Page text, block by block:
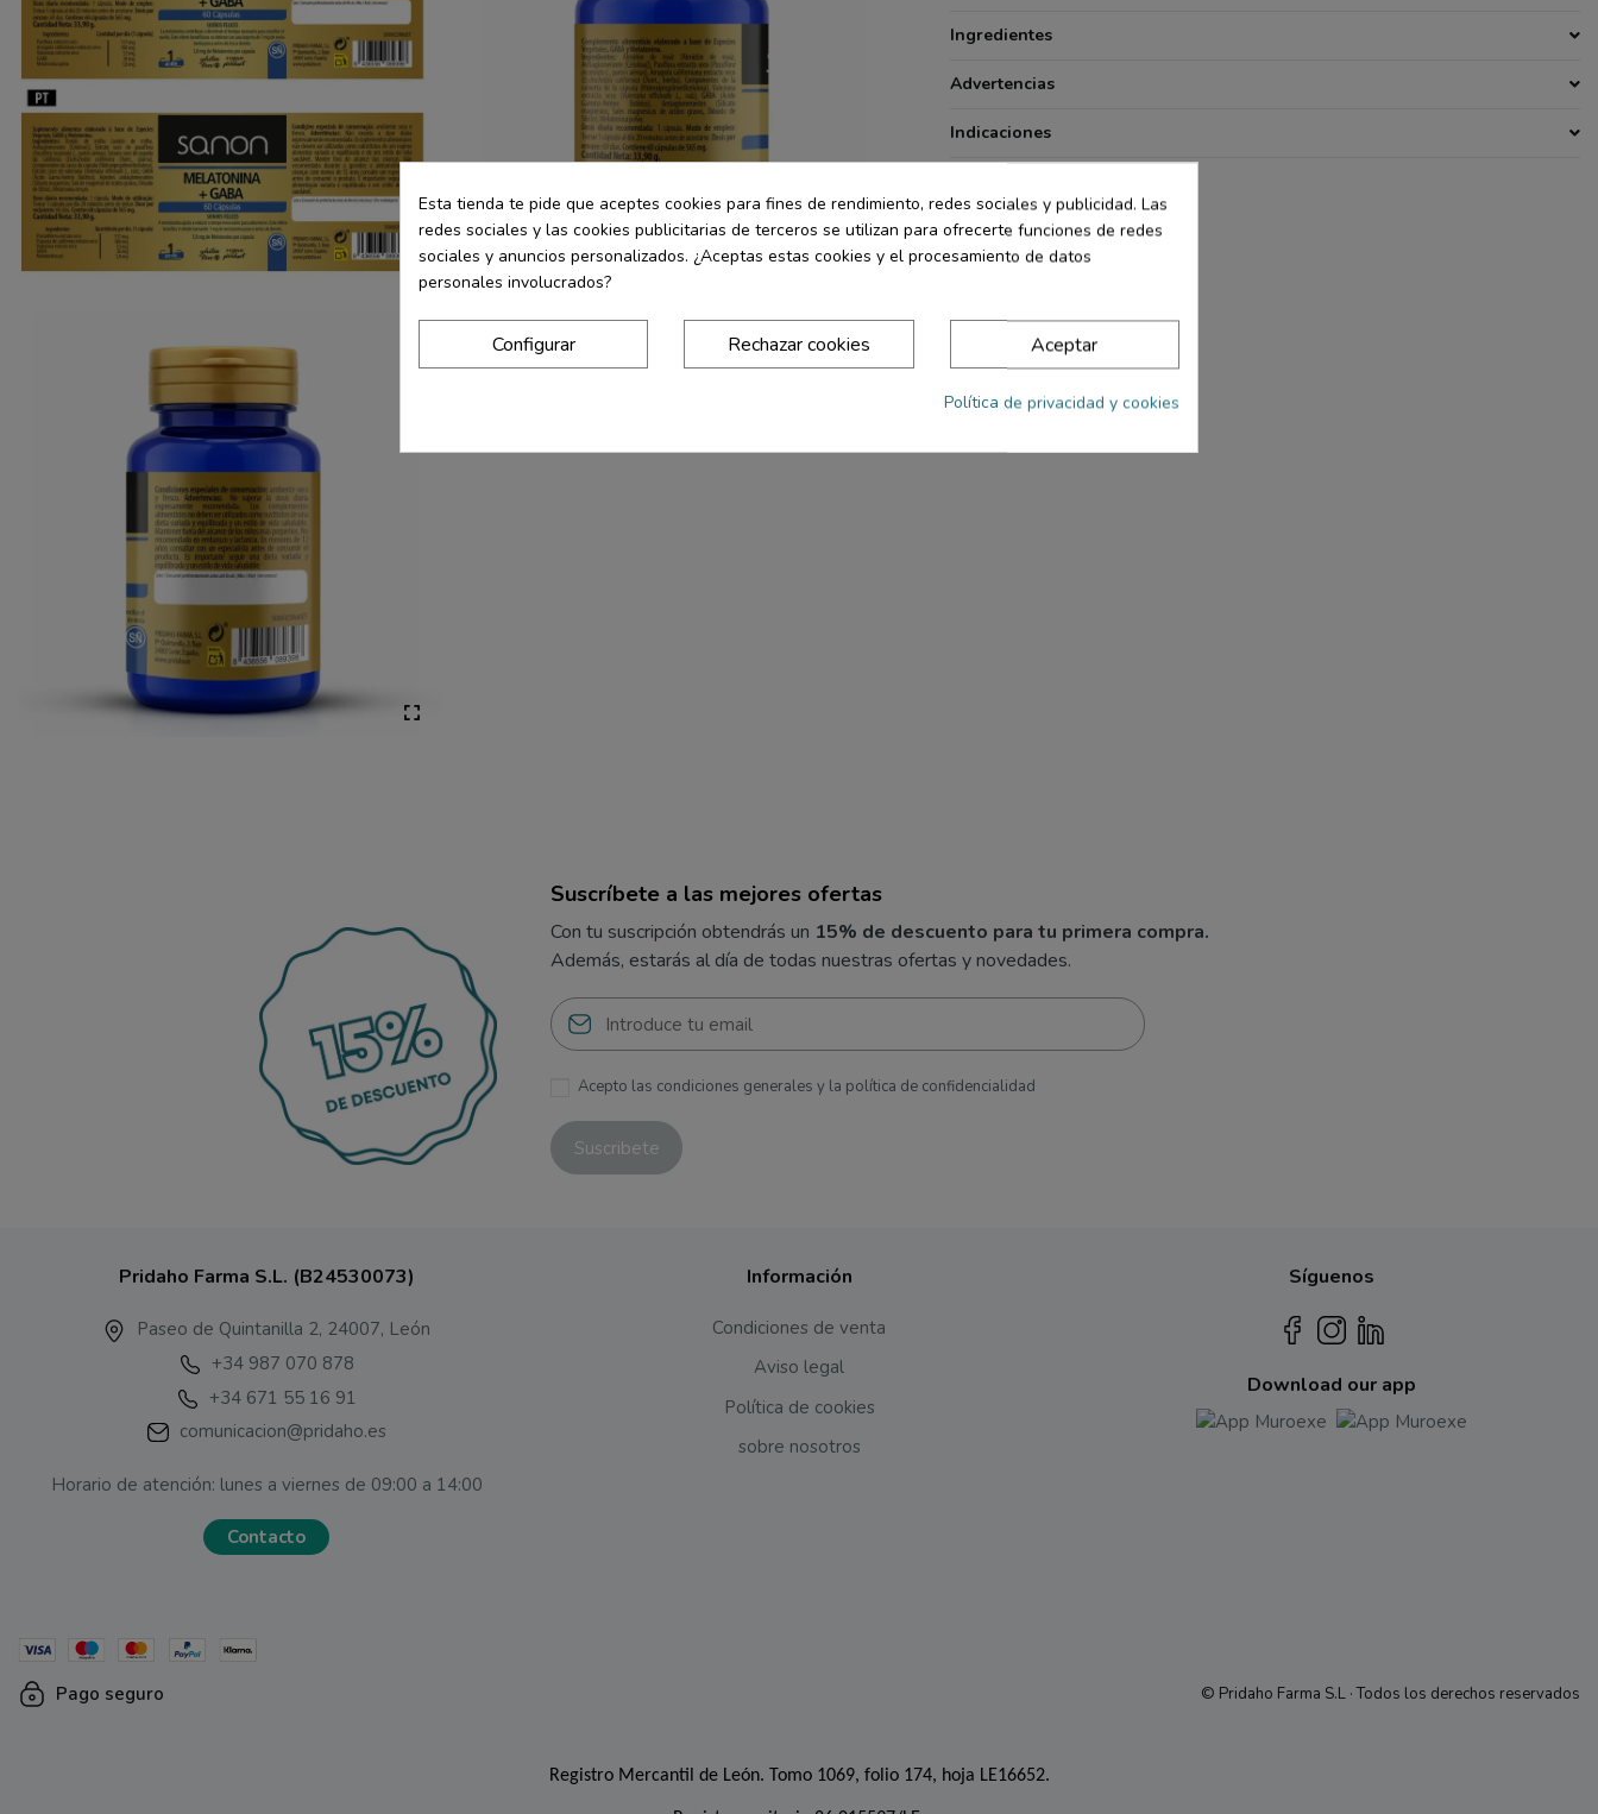
Ingredientes
Advertencias
Indicaciones
Suscríbete a las mejores ofertas
Con tu suscripción obtendrás un 15% de descuento para tu primera compra.
Además, estarás al día de todas nuestras ofertas y novedades.
Acepto las condiciones generales y la política de confidencialidad
Pridaho Farma S.L. (B24530073)
Paseo de Quintanilla 2, 24007, León
+34 987 070 878
+34 671 55 16 91
comunicacion@pridaho.es
Horario de atención: lunes a viernes de 09:00 a 14:00
Contacto
Información
Condiciones de venta
Aviso legal
Política de cookies
sobre nosotros
Síguenos
Download our app
Pago seguro © Pridaho Farma S.L · Todos los derechos reservados
Registro Mercantil de León. Tomo 1069, folio 174, hoja LE16652.
Esta tienda te pide que aceptes cookies para fines de rendimiento, redes sociales y publicidad. Las
redes sociales y las cookies publicitarias de terceros se utilizan para ofrecerte funciones de redes
sociales y anuncios personalizados. ¿Aceptas estas cookies y el procesamiento de datos
personales involucrados?
Aceptar
Rechazar cookies
Configurar
Política de privacidad y cookies